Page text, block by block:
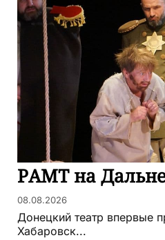
РАМТ на
08.08.2026
Донецкий театр впервые
Хабаровск...